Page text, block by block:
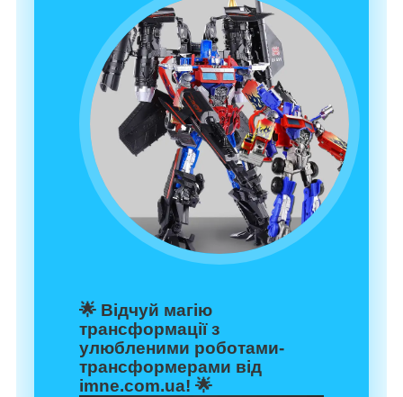
🌟 Відчуй магію
трансформації з
улюбленими роботами-
трансформерами від
imne.com.ua! 🌟